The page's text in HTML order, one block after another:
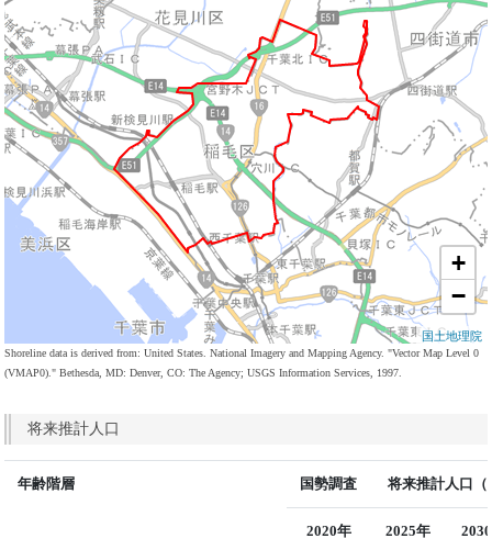
+
−
国土地理院
Shoreline data is derived from: United States. National Imagery and Mapping Agency. "Vector Map Level 0
(VMAP0)." Bethesda, MD: Denver, CO: The Agency; USGS Information Services, 1997.
将来推計人口
年齢階層 国勢調査 将来推計人口（
2020年 2025年